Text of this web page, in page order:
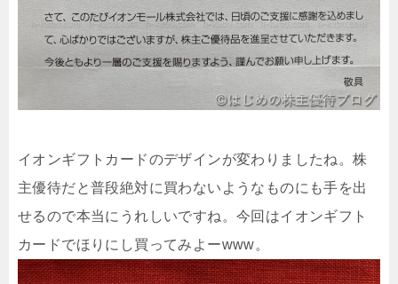
イオンギフトカードのデザインが変わりましたね。株
主優待だと普段絶対に買わないようなものにも手を出
せるので本当にうれしいですね。今回はイオンギフト
カードでほりにし買ってみよーwww。